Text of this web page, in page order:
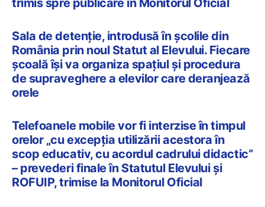
trimis spre publicare în Monitorul Oficial
Sala de detenție, introdusă în școlile din
România prin noul Statut al Elevului. Fiecare
școală își va organiza spațiul și procedura
de supraveghere a elevilor care deranjează
orele
Telefoanele mobile vor fi interzise în timpul
orelor „cu excepția utilizării acestora în
scop educativ, cu acordul cadrului didactic”
– prevederi finale în Statutul Elevului și
ROFUIP, trimise la Monitorul Oficial